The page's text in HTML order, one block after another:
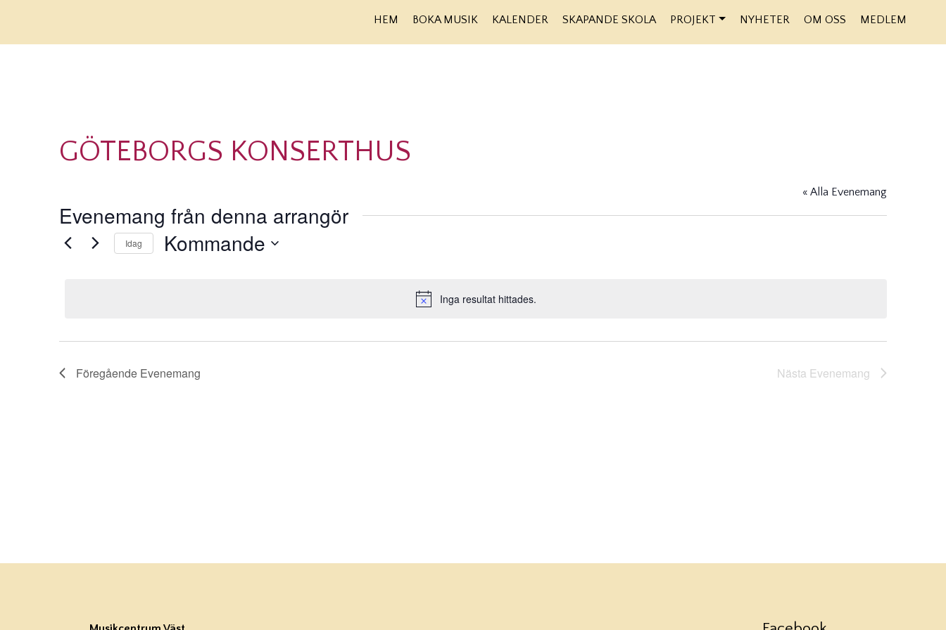
HEM BOKA MUSIK KALENDER SKAPANDE SKOLA PROJEKT NYHETER OM OSS MEDLEM
GÖTEBORGS KONSERTHUS
« Alla Evenemang
Evenemang från denna arrangör
Notis
Inga resultat hittades.
Idag Kommande
Föregående Evenemang Nästa Evenemang